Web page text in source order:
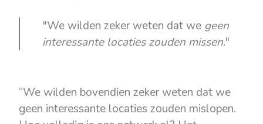
"We wilden zeker weten dat we geen
interessante locaties zouden missen."
“We wilden bovendien zeker weten dat we
geen interessante locaties zouden mislopen.